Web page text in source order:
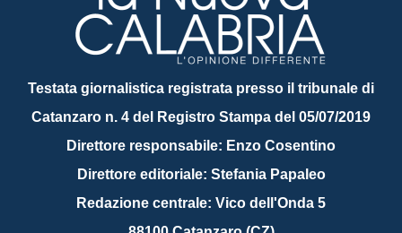
Testata giornalistica registrata presso il tribunale di
Catanzaro n. 4 del Registro Stampa del 05/07/2019
Direttore responsabile: Enzo Cosentino
Direttore editoriale: Stefania Papaleo
Redazione centrale: Vico dell'Onda 5